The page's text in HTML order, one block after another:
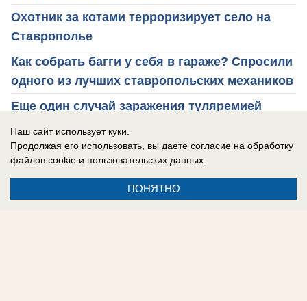
Охотник за котами терроризирует село на
Ставрополье
Как собрать багги у себя в гараже? Спросили
одного из лучших ставропольских механиков
Еще один случай заражения туляремией
подтвердили на Ставрополье
Ставрополье инициатива политика собаки
Наш сайт использует куки.
Продолжая его использовать, вы даете согласие на обработку
файлов cookie и пользовательских данных.
ПОНЯТНО